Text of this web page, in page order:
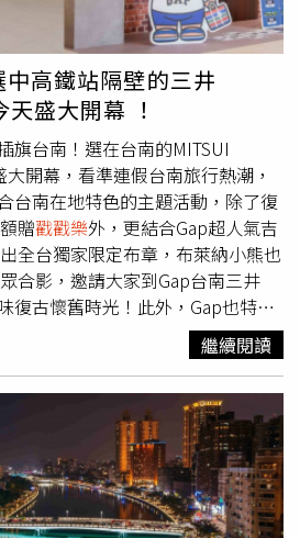
吳林罔腰（朱秀華）告別式上的牌
於蓮花座上，前面是吳林罔腰，後
資料照）一位自稱精神科醫師的張
析，他曾經研究過失婚婦女容易
果當時林罔腰夫妻失和，引起創傷
，或許林罔腰聽過金門一位少女的
在多重人格症狀時又回憶起來，這
說出金門少女的姓名與住處。張醫
「完全不識字」幾乎是不可能的，
以日治時期後公家與民間教育的發
數百字，只是文學造詣的高低罷
格症狀後，開始開卷苦讀，由「略
2018年5月23日，林罔腰壽終正
離世前告訴醫師「時間到了，我要
距朱秀華還陽時間正好整整60年。
腰肉身，卻是朱秀華的靈魂，經家
吳媽林氏罔腰老太夫人（法名朱秀
但墓碑上只刻「吳林罔腰」字樣。
高鐵站隔壁的三井
盛大開幕 ！
旗台南！選在台南的MITSUI
大開幕，看準連假台南旅行熱潮，
台南在地特色的主題活動，除了復
贈戳戳樂外，更結合Gap超人氣吉
全台獨家限定布章，布萊納小熊也
合影，邀請大家到Gap台南三井
復古懷舊時光！此外，Gap也特別
4日，推出限時優惠－全場正價商
名會員消費，即可獲得復古柑仔店
完為止！更多資訊請關注Gap
www.facebook.com/GAPTW，也
@gaptaiwan。Gap台南三井
全台灣第六間Gap OUTLET。(圖／
章與復古柑仔店限時快閃 來店消
除了復古「來店禮」將贈送給首四
繼續閱讀